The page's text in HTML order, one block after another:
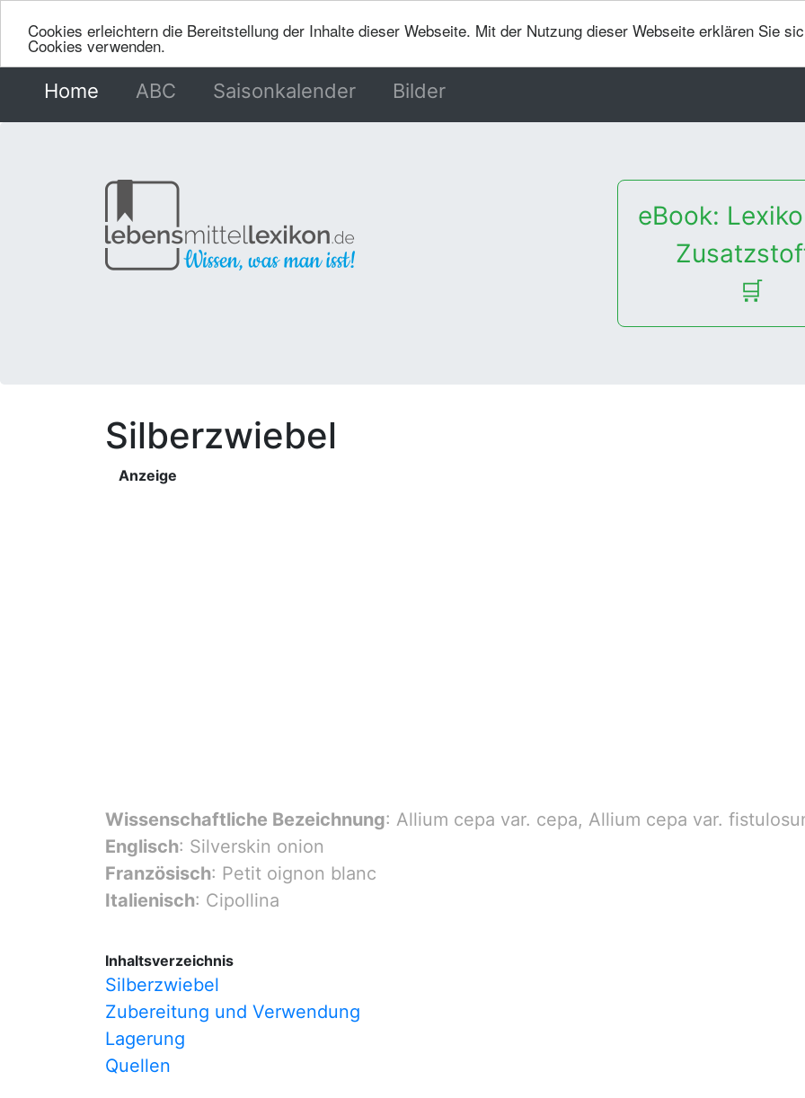
Cookies erleichtern die Bereitstellung der Inhalte dieser Webseite. Mit der Nutzung dieser Webseite erklären Sie
Cookies verwenden.
Home (current)
ABC Saisonkalender Bilder
eBook:
🛒
Silberzwiebel
Anzeige
Wissenschaftliche Bezeichnung: Allium cepa var. cepa, Allium cepa var.
Englisch: Silverskin onion
Französisch: Petit oignon blanc
Italienisch: Cipollina
Inhaltsverzeichnis
Silberzwiebel
Zubereitung und Verwendung
Lagerung
Quellen